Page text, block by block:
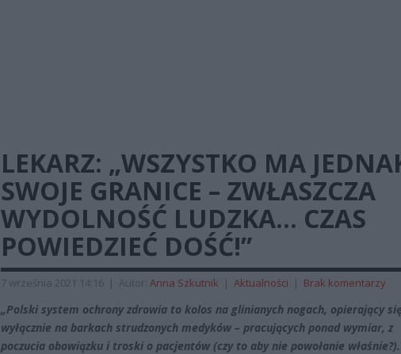
LEKARZ: „WSZYSTKO MA
SWOJE GRANICE – ZWŁASZCZA
WYDOLNOŚĆ LUDZKA… CZAS
POWIEDZIEĆ DOŚĆ!”
7 września 2021 14:16 | Autor: Anna Szkutnik | Aktualności | Brak komentarzy
„Polski system ochrony zdrowia to kolos na glinianych nogach, opierający się
wyłącznie na barkach strudzonych medyków – pracujących ponad wymiar, z
poczucia obowiązku i troski o pacjentów (czy to aby nie powołanie właśnie?).